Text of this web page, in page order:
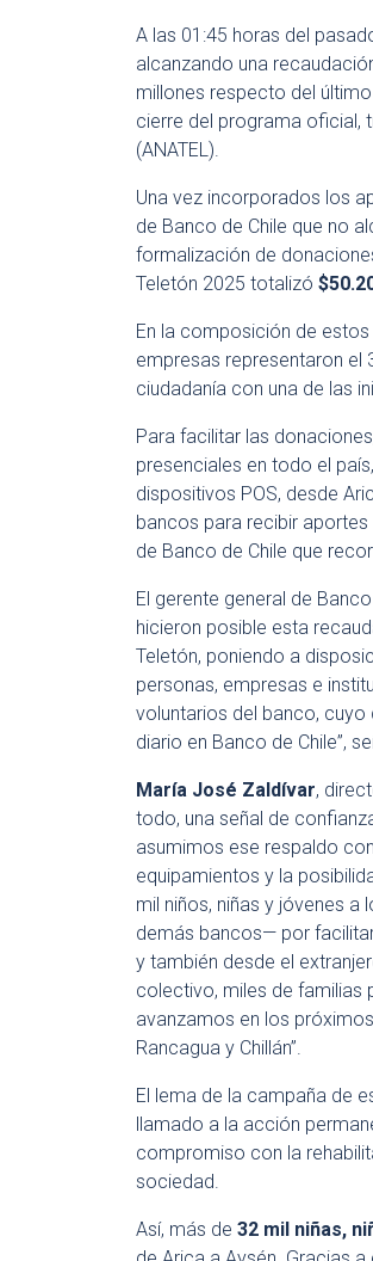
A las 01:45 horas del
alcanzando una
millones respecto del
cierre del programa oficial,
(ANATEL).
Una vez incorporados los
de Banco de Chile que no
formalización de
Teletón 2025 totalizó
En la composición de
empresas representaron el
ciudadanía con una de las
Para facilitar las
presenciales en todo el
dispositivos POS, desde
bancos para recibir
de Banco de Chile que
El gerente general de Banco
hicieron posible esta
Teletón, poniendo a
personas, empresas e
voluntarios del banco,
diario en Banco de Chile”,
María José Zaldívar,
todo, una señal de
asumimos ese respaldo
equipamientos y la
mil niños, niñas y jóvenes
demás bancos— por
y también desde el
colectivo, miles de familias
avanzamos en los
Rancagua y Chillán”.
El lema de la campaña de
llamado a la acción
compromiso con la
sociedad.
Así, más de 32 mil niñas,